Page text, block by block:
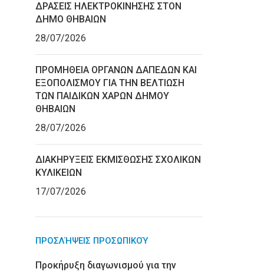
ΔΡΑΣΕΙΣ ΗΛΕΚΤΡΟΚΙΝΗΣΗΣ ΣΤΟΝ
ΔΗΜΟ ΘΗΒΑΙΩΝ
28/07/2026
ΠΡΟΜΗΘΕΙΑ ΟΡΓΑΝΩΝ ΔΑΠΕΔΩΝ ΚΑΙ
ΕΞΟΠΟΛΙΣΜΟΥ ΓΙΑ ΤΗΝ ΒΕΛΤΙΩΣΗ
ΤΩΝ ΠΑΙΔΙΚΩΝ ΧΑΡΩΝ ΔΗΜΟΥ
ΘΗΒΑΙΩΝ
28/07/2026
ΔΙΑΚΗΡΥΞΕΙΣ ΕΚΜΙΣΘΩΣΗΣ ΣΧΟΛΙΚΩΝ
ΚΥΛΙΚΕΙΩΝ
17/07/2026
ΠΡΟΣΛΉΨΕΙΣ ΠΡΟΣΩΠΙΚΟΎ
Προκήρυξη διαγωνισμού για την